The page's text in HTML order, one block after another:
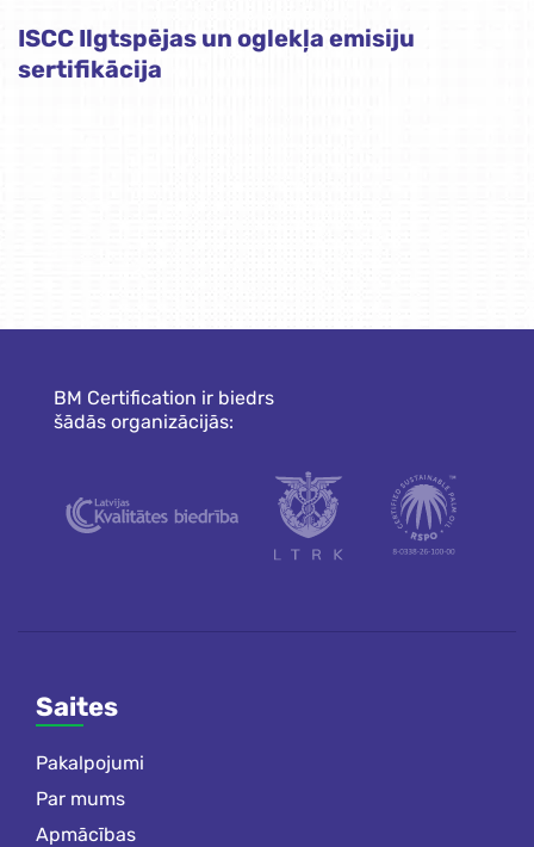
ISCC Ilgtspējas un oglekļa emisiju
sertifikācija
BM Certification ir biedrs
šādās organizācijās:
Saites
Pakalpojumi
Par mums
Apmācības